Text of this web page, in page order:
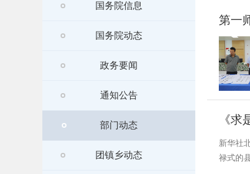
国务院信息
国务院动态
政务要闻
通知公告
部门动态
团镇乡动态
第一
《
新华社
禄式的